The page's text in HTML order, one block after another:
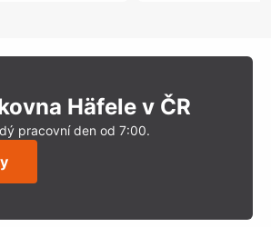
Häfele v ČR
pracovní den od 7:00.